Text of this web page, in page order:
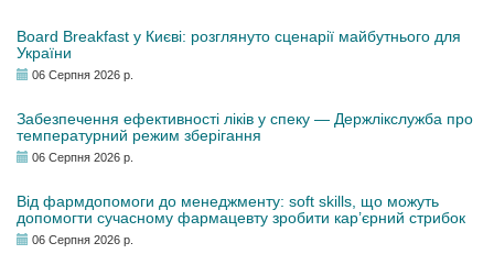
Board Breakfast у Києві: розглянуто сценарії майбутнього для
України
06 Серпня 2026 р.
Забезпечення ефективності ліків у спеку — Держлікслужба про
температурний режим зберігання
06 Серпня 2026 р.
Від фармдопомоги до менеджменту: soft skills, що можуть
допомогти сучасному фармацевту зробити кар’єрний стрибок
06 Серпня 2026 р.